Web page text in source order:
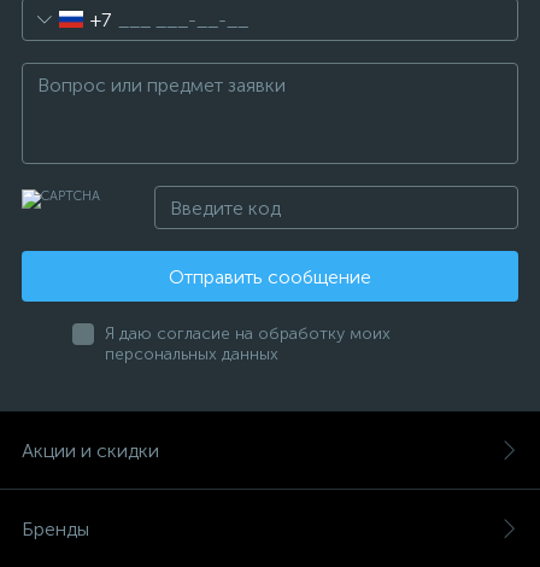
+7
Отправить сообщение
Я даю согласие на обработку моих
персональных данных
Акции и скидки
Бренды